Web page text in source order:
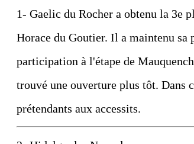
1- Gaelic du Rocher a obtenu la 3e
Horace du Goutier. Il a maintenu sa
participation à l'étape de
trouvé une ouverture plus tôt. Dans
prétendants aux accessits.